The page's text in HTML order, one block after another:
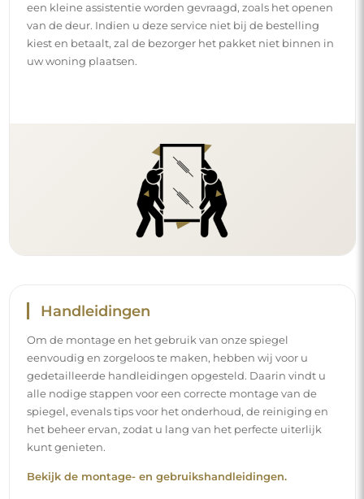
een kleine assistentie worden gevraagd, zoals het openen
van de deur. Indien u deze service niet bij de bestelling
kiest en betaalt, zal de bezorger het pakket niet binnen in
uw woning plaatsen.
Handleidingen
Om de montage en het gebruik van onze spiegel
eenvoudig en zorgeloos te maken, hebben wij voor u
gedetailleerde handleidingen opgesteld. Daarin vindt u
alle nodige stappen voor een correcte montage van de
spiegel, evenals tips voor het onderhoud, de reiniging en
het beheer ervan, zodat u lang van het perfecte uiterlijk
kunt genieten.
Bekijk de montage- en gebruikshandleidingen.